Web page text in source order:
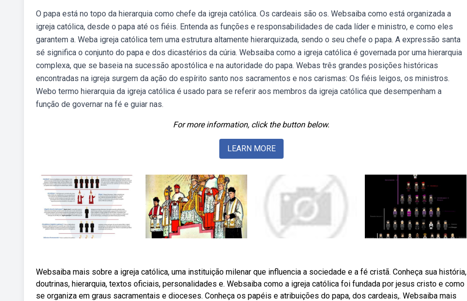
O papa está no topo da hierarquia como chefe da igreja católica. Os cardeais são os. Websaiba como está organizada a
igreja católica, desde o papa até os fiéis. Entenda as funções e responsabilidades de cada líder e ministro, e como eles
garantem a. Weba igreja católica tem uma estrutura altamente hierarquizada, sendo o seu chefe o papa. A expressão santa
sé significa o conjunto do papa e dos dicastérios da cúria. Websaiba como a igreja católica é governada por uma hierarquia
complexa, que se baseia na sucessão apostólica e na autoridade do papa. Webas três grandes posições históricas
encontradas na igreja surgem da ação do espírito santo nos sacramentos e nos carismas: Os fiéis leigos, os ministros.
Webo termo hierarquia da igreja católica é usado para se referir aos membros da igreja católica que desempenham a
função de governar na fé e guiar nas.
For more information, click the button below.
LEARN MORE
Websaiba mais sobre a igreja católica, uma instituição milenar que influencia a sociedade e a fé cristã. Conheça sua história,
doutrinas, hierarquia, textos oficiais, personalidades e. Websaiba como a igreja católica foi fundada por jesus cristo e como
se organiza em graus sacramentais e dioceses. Conheça os papéis e atribuições do papa, dos cardeais,. Websaiba mais